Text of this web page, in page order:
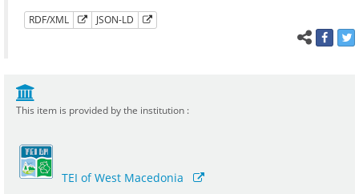
RDF/XML JSON-LD
This item is provided by the institution :
TEI of West Macedonia